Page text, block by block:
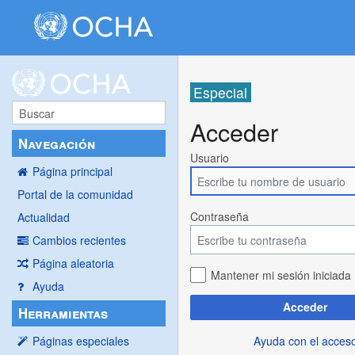
Navegación
Página principal
Portal de la comunidad
Actualidad
Cambios recientes
Página aleatoria
Ayuda
Herramientas
Páginas especiales
Especial
Acceder
Usuario
Contraseña
Mantener mi sesión iniciada
Acceder
Ayuda con el